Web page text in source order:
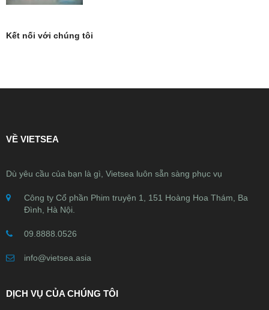
Kết nối với chúng tôi
VỀ VIETSEA
Dù yêu cầu của bạn là gì, Vietsea luôn sẵn sàng phục vụ
Công ty Cổ phần Phim truyện 1, 151 Hoàng Hoa Thám, Ba
Đình, Hà Nội.
09.8888.0526
info@vietsea.asia
DỊCH VỤ CỦA CHÚNG TÔI